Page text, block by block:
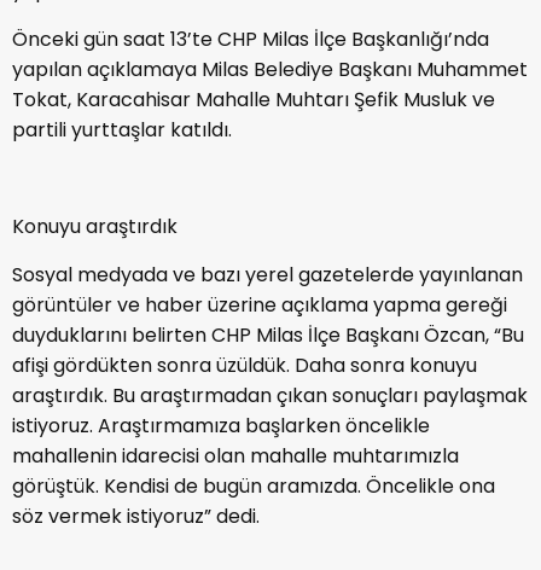
Önceki gün saat 13’te CHP Milas İlçe Başkanlığı’nda
yapılan açıklamaya Milas Belediye Başkanı Muhammet
Tokat, Karacahisar Mahalle Muhtarı Şefik Musluk ve
partili yurttaşlar katıldı.
Konuyu araştırdık
Sosyal medyada ve bazı yerel gazetelerde yayınlanan
görüntüler ve haber üzerine açıklama yapma gereği
duyduklarını belirten CHP Milas İlçe Başkanı Özcan, “Bu
afişi gördükten sonra üzüldük. Daha sonra konuyu
araştırdık. Bu araştırmadan çıkan sonuçları paylaşmak
istiyoruz. Araştırmamıza başlarken öncelikle
mahallenin idarecisi olan mahalle muhtarımızla
görüştük. Kendisi de bugün aramızda. Öncelikle ona
söz vermek istiyoruz” dedi.